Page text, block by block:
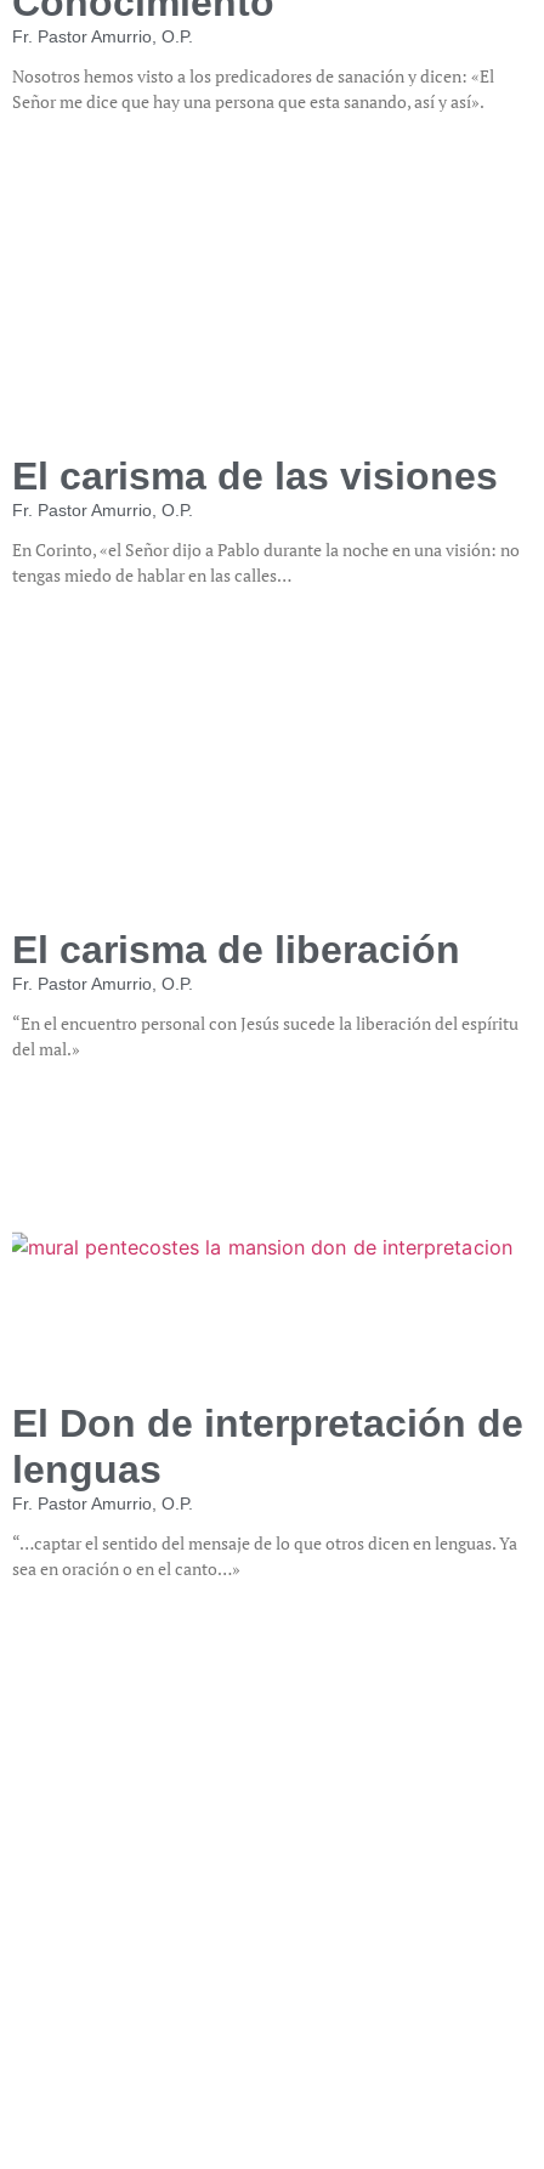
Fr. Pastor Amurrio, O.P.
Nosotros hemos visto a los predicadores de sanación y dicen: «El
Señor me dice que hay una persona que esta sanando, así y así».
El carisma de las visiones
Fr. Pastor Amurrio, O.P.
En Corinto, «el Señor dijo a Pablo durante la noche en una visión: no
tengas miedo de hablar en las calles…
El carisma de liberación
Fr. Pastor Amurrio, O.P.
“En el encuentro personal con Jesús sucede la liberación del espíritu
del mal.»
El Don de interpretación de
lenguas
Fr. Pastor Amurrio, O.P.
“…captar el sentido del mensaje de lo que otros dicen en lenguas. Ya
sea en oración o en el canto…»